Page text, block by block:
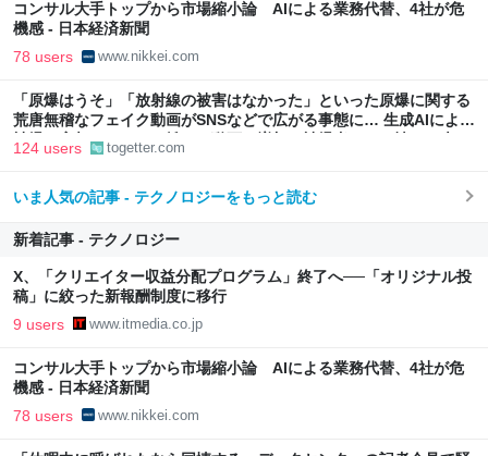
コンサル大手トップから市場縮小論 AIによる業務代替、4社が危
機感 - 日本経済新聞
78 users www.nikkei.com
「原爆はうそ」「放射線の被害はなかった」といった原爆に関する
荒唐無稽なフェイク動画がSNSなどで広がる事態に… 生成AIによる
被爆の実相からはかけ離れた動画も増加、被爆者からは憤りの声も
124 users togetter.com
いま人気の記事 - テクノロジーをもっと読む
新着記事 - テクノロジー
X、「クリエイター収益分配プログラム」終了へ──「オリジナル投
稿」に絞った新報酬制度に移行
9 users www.itmedia.co.jp
コンサル大手トップから市場縮小論 AIによる業務代替、4社が危
機感 - 日本経済新聞
78 users www.nikkei.com